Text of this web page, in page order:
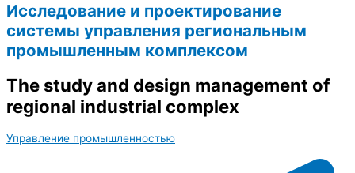
Исследование и проектирование
системы управления региональным
промышленным комплексом
The study and design management of
regional industrial complex
Управление промышленностью